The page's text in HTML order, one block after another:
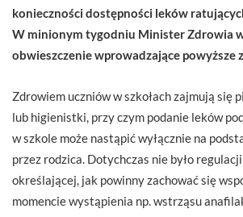
konieczności dostępności leków
W minionym tygodniu Minister Zdrowia
obwieszczenie wprowadzające powyższe
Zdrowiem uczniów w szkołach zajmują się
lub higienistki, przy czym podanie leków
w szkole może nastąpić wyłącznie na
przez rodzica. Dotychczas nie było
określającej, jak powinny zachować się
momencie wystąpienia np. wstrząsu